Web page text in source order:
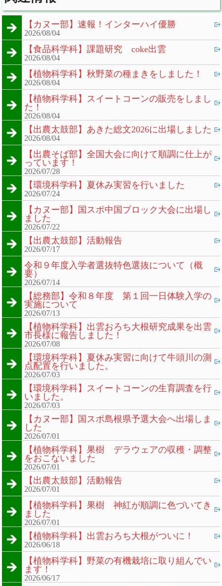
【カヌー部】速報！インターハイ優勝
2026/08/04
【食品科学科】課題研究 coke出雲
2026/08/04
【植物科学科】秋野菜の種まきをしました！
2026/08/04
【植物科学科】スイートコーンの販売をしまし
た！
2026/08/04
【出農太鼓部】あきた総文2026に出場しました
2026/08/04
【出農そば部】全国大会に向けて順調に仕上が
っています！
2026/07/28
【環境科学科】夏休み実習を行いました
2026/07/24
【カヌー部】国スポ中国ブロック大会に出場し
ました
2026/07/22
【出農太鼓部】活動報告
2026/07/17
令和９年度入学者選抜特色選抜について（概
要）
2026/07/14
【総務部】令和８年度 第１回一日体験入学の
実施について
2026/07/13
【植物科学科】出雲おろち大根研究成果を出雲
市長様に報告しました！
2026/07/08
【環境科学科】夏休み実習に向けて牛頭川の測
点配置を行いました。
2026/07/03
【環境科学科】スイートコーンの生育調査を行
いました。
2026/07/03
【カヌー部】国スポ島根県予選大会へ出場しま
した
2026/07/01
【植物科学科】果樹 デラウェアの収穫・調整
をおこないました
2026/07/01
【出農太鼓部】活動報告
2026/07/01
【植物科学科】果樹 神紅が順調に色づいてき
ました
2026/07/01
【植物科学科】出雲おろち大根がついに！
2026/06/18
【植物科学科】野菜の有機栽培に取り組んでい
ます！
2026/06/17